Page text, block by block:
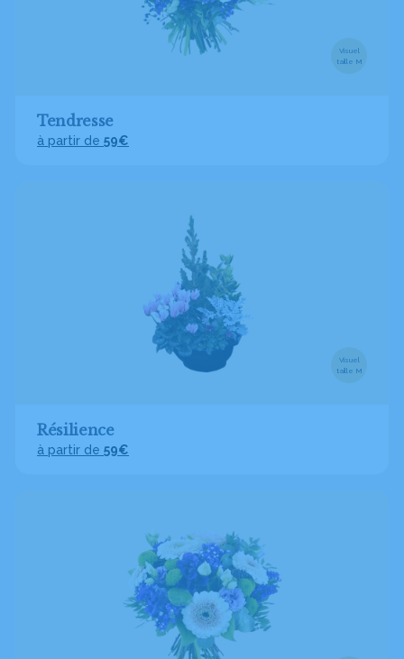
Visuel
taille M
Tendresse
à partir de 59€
Visuel
taille M
Résilience
à partir de 59€